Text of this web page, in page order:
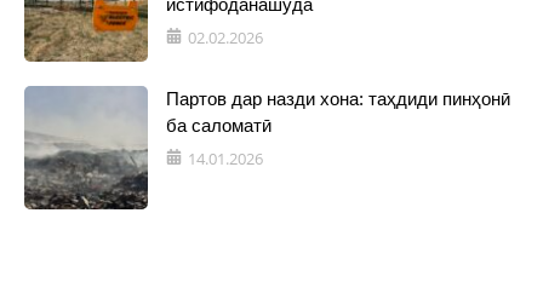
истифоданашуда
02.02.2026
Партов дар назди хона: таҳдиди пинҳонӣ
ба саломатӣ
14.01.2026